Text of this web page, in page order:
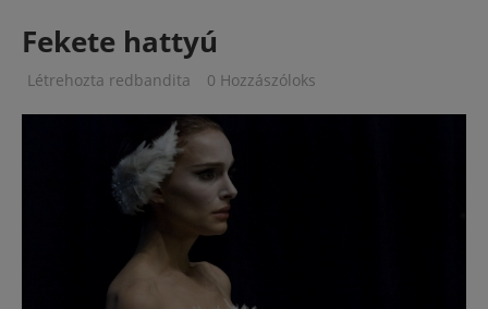
Fekete hattyú
Létrehozta redbandita 0 Hozzászóloks